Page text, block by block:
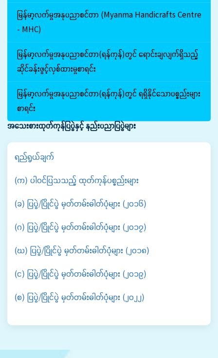
မြန်မာ့လက်မှုအနုပညာစင်တာ (Myanma Handicrafts Centre
- MHC)
မြန်မာ့လက်မှုအနုပညာစင်တာ(ရန်ကုန်)တွင် ရောင်းချလျက်ရှိသည့်
ဆိုင်ခန်းဖွင့်လှစ်ထားမှုစာရင်း
မြန်မာ့လက်မှုအနုပညာစင်တာ(ရန်ကုန်)တွင် ရရှိနိုင်သောပစ္စည်းများ
စာရင်း
အသေးစားထုတ်ကုန်ပြပွဲနှင့် နည်းပညာပြပွဲများ
ရည်ရွယ်ချက်
(က) ပါဝင်ပြသသည့် ထုတ်ကုန်ပစ္စည်းများ
(ခ) ပြပွဲ/ပြိုင်ပွဲ မှတ်တမ်းဓါတ်ပုံများ (၂၀၁၆)
(ဂ) ပြပွဲ/ပြိုင်ပွဲ မှတ်တမ်းဓါတ်ပုံများ (၂၀၁၇)
(ဃ) ပြပွဲ/ပြိုင်ပွဲ မှတ်တမ်းဓါတ်ပုံများ (၂၀၁၈)
(င) ပြပွဲ/ပြိုင်ပွဲ မှတ်တမ်းဓါတ်ပုံများ (၂၀၁၉)
(စ) ပြပွဲ/ပြိုင်ပွဲ မှတ်တမ်းဓါတ်ပုံများ (၂၀၂၂)